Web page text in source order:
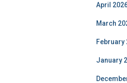
April
March
February
January